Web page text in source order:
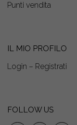
Punti vendita
IL MIO PROFILO
Login – Registrati
FOLLOW US